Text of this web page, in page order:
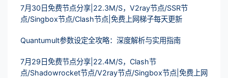
7月30日免费节点分享|22.3M/S，V2ray节点/SSR节
点/Singbox节点/Clash节点|免费上网梯子每天更新
Quantumult参数设定全攻略：深度解析与实用指南
7月29日免费节点分享|22.4M/S，Clash节
点/Shadowrocket节点/V2ray节点/Singbox节点|免费上网